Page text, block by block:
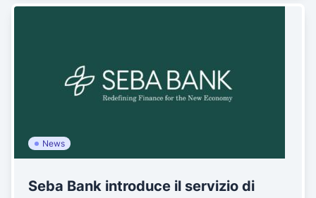
News
Seba Bank introduce il servizio di